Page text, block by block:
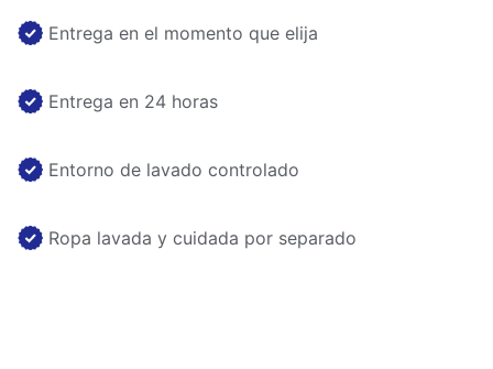
Entrega en el momento que elija
Entrega en 24 horas
Entorno de lavado controlado
Ropa lavada y cuidada por separado